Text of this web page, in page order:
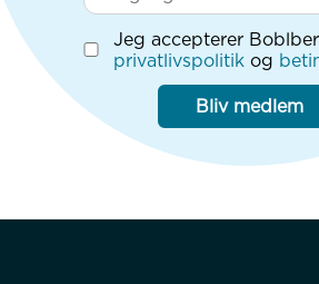
Jeg accepterer
privatlivspolitik og
Bliv medlem